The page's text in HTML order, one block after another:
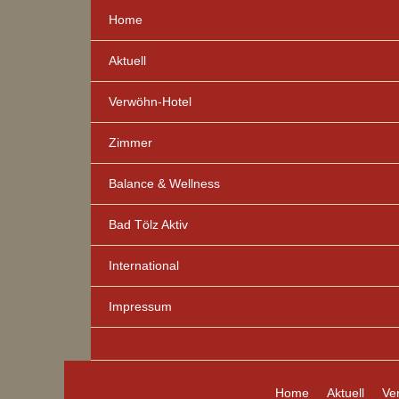
Home
Aktuell
Verwöhn-Hotel
Zimmer
Balance & Wellness
Bad Tölz Aktiv
International
Impressum
Home Aktuell